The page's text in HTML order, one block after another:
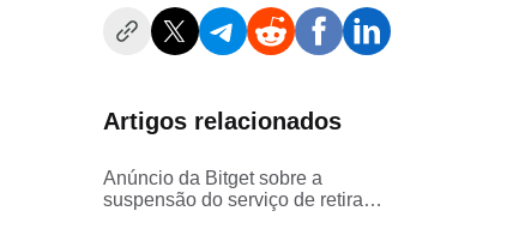
Artigos relacionados
Anúncio da Bitget sobre a
suspensão do serviço de retirada